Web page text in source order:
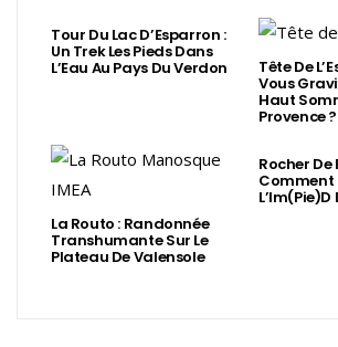
Tour Du Lac D’Esparron :
Un Trek Les Pieds Dans
L’Eau Au Pays Du Verdon Tête De
Vous
Haut
Provence ?
La Routo : Randonnée
Transhumante Sur Le
Plateau De Valensole
Rocher De
Comment
L’Im(Pie)d